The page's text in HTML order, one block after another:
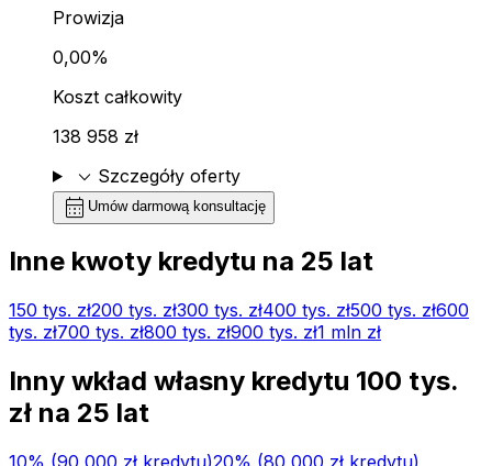
Prowizja
0,00%
Koszt całkowity
138 958 zł
expand_more Szczegóły oferty
calendar_month Umów darmową konsultację
Inne kwoty kredytu na 25 lat
150 tys. zł200 tys. zł300 tys. zł400 tys. zł500 tys. zł600
tys. zł700 tys. zł800 tys. zł900 tys. zł1 mln zł
Inny wkład własny kredytu 100 tys.
zł na 25 lat